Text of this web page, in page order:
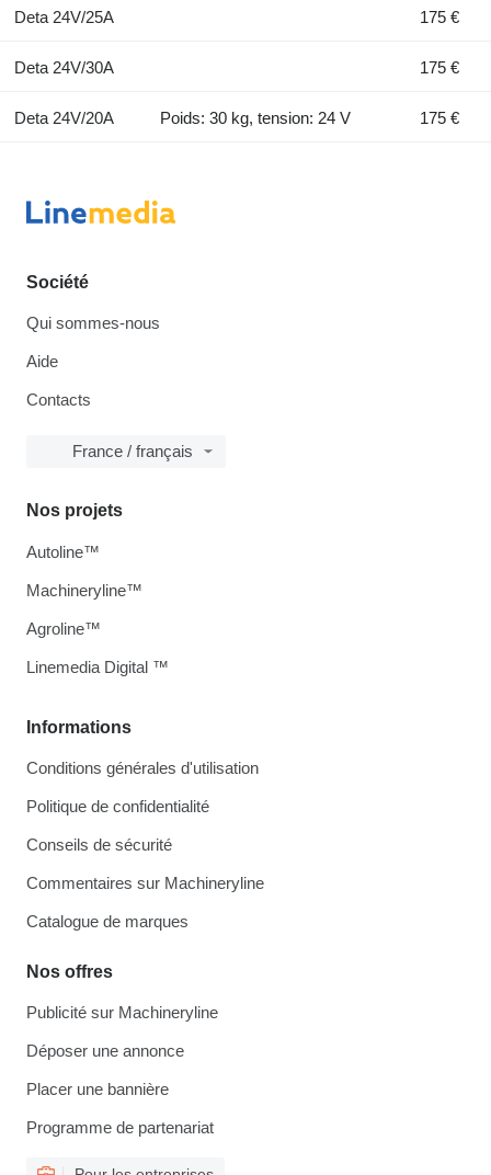
Deta 24V/25A 175 €
Deta 24V/30A 175 €
Deta 24V/20A Poids: 30 kg, tension: 24 V 175 €
Société
Qui sommes-nous
Aide
Contacts
France / français
Informations
Conditions générales d'utilisation
Politique de confidentialité
Conseils de sécurité
Commentaires sur Machineryline
Catalogue de marques
Nos offres
Publicité sur Machineryline
Déposer une annonce
Placer une bannière
Programme de partenariat
Nos projets
Autoline™
Machineryline™
Agroline™
Linemedia Digital ™